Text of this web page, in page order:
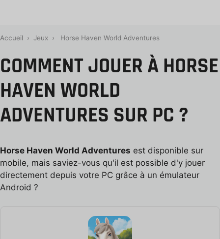
Accueil › Jeux › Horse Haven World Adventures
COMMENT JOUER À HORSE
HAVEN WORLD
ADVENTURES SUR PC ?
Horse Haven World Adventures est disponible sur
mobile, mais saviez-vous qu'il est possible d'y jouer
directement depuis votre PC grâce à un émulateur
Android ?